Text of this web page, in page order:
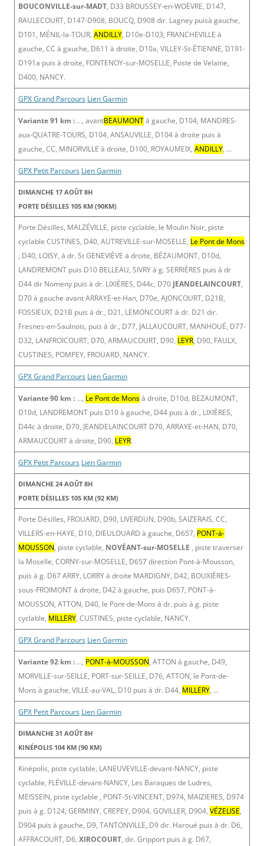
BOUCONVILLE-sur-MADT, D33 BROUSSEY-en-WOËVRE, D147,
RAULECOURT, D147-D908, BOUCQ, D908 dir. Lagney puisà gauche,
D101, MÉNIL-la-TOUR, ANDILLY, D10e-D103, FRANCHEVILLE à
gauche, CC à gauche, D611 à droite, D10a, VILLEY-St-ÉTIENNE, D191-
D191a puis à droite, FONTENOY-sur-MOSELLE, Poste de Velaine,
D400, NANCY.
GPX Grand Parcours Lien Garmin
Variante 91 km : …, avantBEAUMONTà gauche, D104, MANDRES-
aux-QUATRE-TOURS, D104, ANSAUVILLE, D104 à droite puis à
gauche, CC, MINORVILLE à droite, D100, ROYAUMEIX, ANDILLY, …
GPX Petit Parcours Lien Garmin
DIMANCHE 17 AOÛT 8H
PORTE DÉSILLES 105 KM (90KM)
Porte Désilles, MALZÉVILLE, piste cyclable, le Moulin Noir, piste
cyclable CUSTINES, D40, AUTREVILLE-sur-MOSELLE, Le Pont de Mons
, D40, LOISY, à dr. St GENEVIÈVE à droite, BÉZAUMONT, D10d,
LANDREMONT puis D10 BELLEAU, SIVRY à g. SERRIÈRES puis à dr
D44 dir Nomeny puis à dr. LIXIÈRES, D44c, D70 JEANDELAINCOURT,
D70 à gauche avant ARRAYE-et-Han, D70e, AJONCOURT, D21B,
FOSSIEUX, D21B puis à dr., D21, LEMONCOURT à dr. D21 dir.
Fresnes-en-Saulnois, puis à dr., D77, JALLAUCOURT, MANHOUÉ, D77-
D32, LANFROICOURT, D70, ARMAUCOURT, D90, LEYR, D90, FAULX,
CUSTINES, POMPEY, FROUARD, NANCY.
GPX Grand Parcours Lien Garmin
Variante 90 km : …, Le Pont de Monsà droite, D10d, BEZAUMONT,
D10d, LANDREMONT puis D10 à gauche, D44 puis à dr., LIXIÈRES,
D44c à droite, D70, JEANDELAINCOURT D70, ARRAYE-et-HAN, D70,
ARMAUCOURT à droite, D90, LEYR.
GPX Petit Parcours Lien Garmin
DIMANCHE 24 AOÛT 8H
PORTE DÉSILLES 105 KM (92 KM)
Porte Désilles, FROUARD, D90, LIVERDUN, D90b, SAIZERAIS, CC,
VILLERS-en-HAYE, D10, DIEULOUARD à gauche, D657, PONT-à-
MOUSSON, piste cyclable, NOVÉANT-sur-MOSELLE , piste traverser
la Moselle, CORNY-sur-MOSELLE, D657 direction Pont-à-Mousson,
puis à g. D67 ARRY, LORRY à droite MARDIGNY, D42, BOUXIÈRES-
sous-FROIMONT à droite, D42 à gauche, puis D657, PONT-à-
MOUSSON, ATTON, D40, le Pont-de-Mons à dr. puis à g. piste
cyclable, MILLERY, CUSTINES, piste cyclable, NANCY.
GPX Grand Parcours Lien Garmin
Variante 92 km : …, PONT-à-MOUSSON, ATTON à gauche, D49,
MORVILLE-sur-SEILLE, PORT-sur-SEILLE, D76, ATTON, le Pont-de-
Mons à gauche, VILLE-au-VAL, D10 puis à dr. D44, MILLERY, …
GPX Petit Parcours Lien Garmin
DIMANCHE 31 AOÛT 8H
KINÉPOLIS 104 KM (90 KM)
Kinépolis, piste cyclable, LANEUVEVILLE-devant-NANCY, piste
cyclable, FLÉVILLE-devant-NANCY, Les Baraques de Ludres,
MEISSEIN, piste cyclable , PONT-St-VINCENT, D974, MAIZIERES, D974
puis à g. D124, GERMINY, CREPEY, D904, GOVILLER, D904, VÉZELISE,
D904 puis à gauche, D9, TANTONVILLE, D9 dir. Haroué puis à dr. D6,
AFFRACOURT, D6, XIROCOURT, dir. Gripport puis à g. D67,